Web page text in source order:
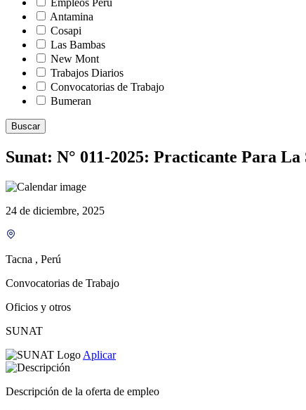
Empleos Perú
Antamina
Cosapi
Las Bambas
New Mont
Trabajos Diarios
Convocatorias de Trabajo
Bumeran
Buscar
Sunat: N° 011-2025: Practicante Para
24 de diciembre, 2025
Tacna , Perú
Convocatorias de Trabajo
Oficios y otros
SUNAT
Aplicar
Descripción de la oferta de empleo